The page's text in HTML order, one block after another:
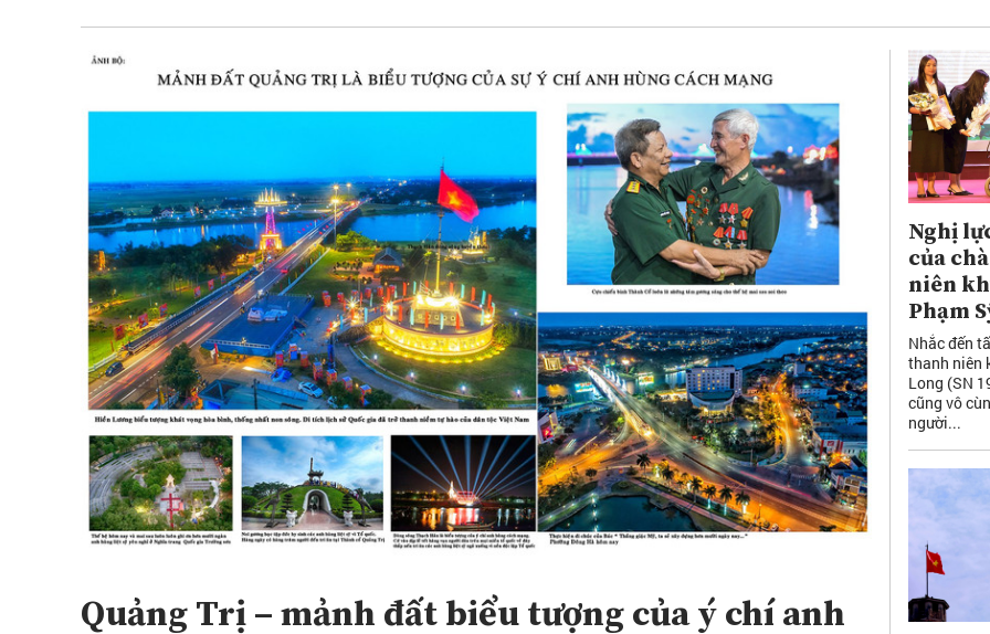
Quảng Trị – mảnh đất biểu tượng của ý chí anh
Nghị
của
niên
Phạm
Nhắc đến
thanh niên
Long (SN
cũng vô
người...